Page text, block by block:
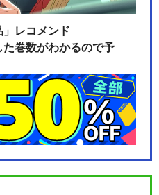
レコメンド
巻数がわかるので予